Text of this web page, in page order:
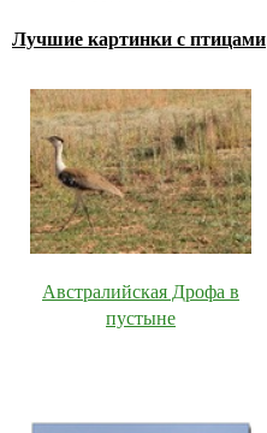
Лучшие картинки с птицами
Австралийская Дрофа в
пустыне